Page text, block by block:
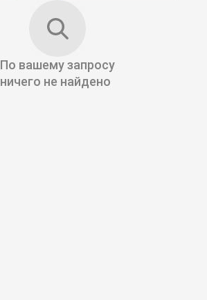
По вашему запросу
ничего не найдено